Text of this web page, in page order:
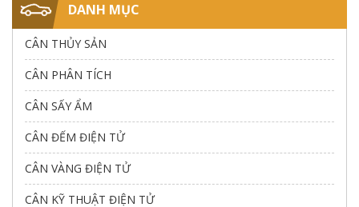
DANH MỤC
CÂN THỦY SẢN
CÂN PHÂN TÍCH
CÂN SẤY ẨM
CÂN ĐẾM ĐIỆN TỬ
CÂN VÀNG ĐIỆN TỬ
CÂN KỸ THUẬT ĐIỆN TỬ